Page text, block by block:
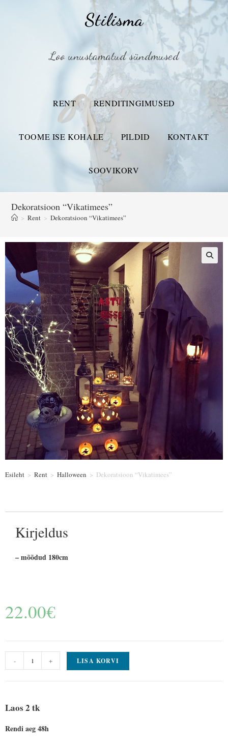
Stilisma
Loo unustamatud sündmused
RENT RENDITINGIMUSED
TOOME ISE KOHALE PILDID KONTAKT
SOOVIKORV
Dekoratsioon “Vikatimees”
> Rent > Dekoratsioon “Vikatimees”
Esileht > Rent > Halloween > Dekoratsioon “Vikatimees”
Kirjeldus
– mõõdud 180cm
22.00€
- + LISA KORVI
Laos 2 tk
Rendi aeg 48h